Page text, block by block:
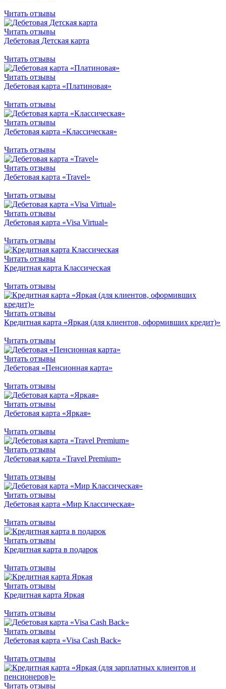
Читать отзывы
Читать отзывы
Дебетовая Детская карта
Читать отзывы
Читать отзывы
Дебетовая карта «Платиновая»
Читать отзывы
Читать отзывы
Дебетовая карта «Классическая»
Читать отзывы
Читать отзывы
Дебетовая карта «Travel»
Читать отзывы
Читать отзывы
Дебетовая карта «Visa Virtual»
Читать отзывы
Читать отзывы
Кредитная карта Классическая
Читать отзывы
Читать отзывы
Кредитная карта «Яркая (для клиентов, оформивших кредит)»
Читать отзывы
Читать отзывы
Дебетовая «Пенсионная карта»
Читать отзывы
Читать отзывы
Дебетовая карта «Яркая»
Читать отзывы
Читать отзывы
Дебетовая карта «Travel Premium»
Читать отзывы
Читать отзывы
Дебетовая карта «Мир Классическая»
Читать отзывы
Читать отзывы
Кредитная карта в подарок
Читать отзывы
Читать отзывы
Кредитная карта Яркая
Читать отзывы
Читать отзывы
Дебетовая карта «Visa Cash Back»
Читать отзывы
Читать отзывы